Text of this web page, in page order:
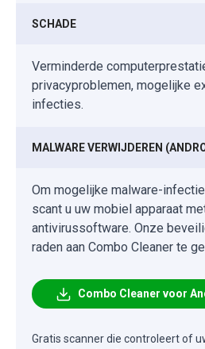
SCHADE
Verminderde
privacyproblemen, mogelijke
infecties.
MALWARE VERWIJDEREN
Om mogelijke malware-
scant u uw mobiel apparaat
antivirussoftware. Onze
raden aan Combo Cleaner te
Combo Cleaner voor
Gratis scanner die controleert of